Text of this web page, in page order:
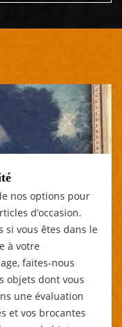
nos options pour
d’occasion.
si vous êtes dans le
à votre
faites-nous
objets dont vous
une évaluation
et vos brocantes